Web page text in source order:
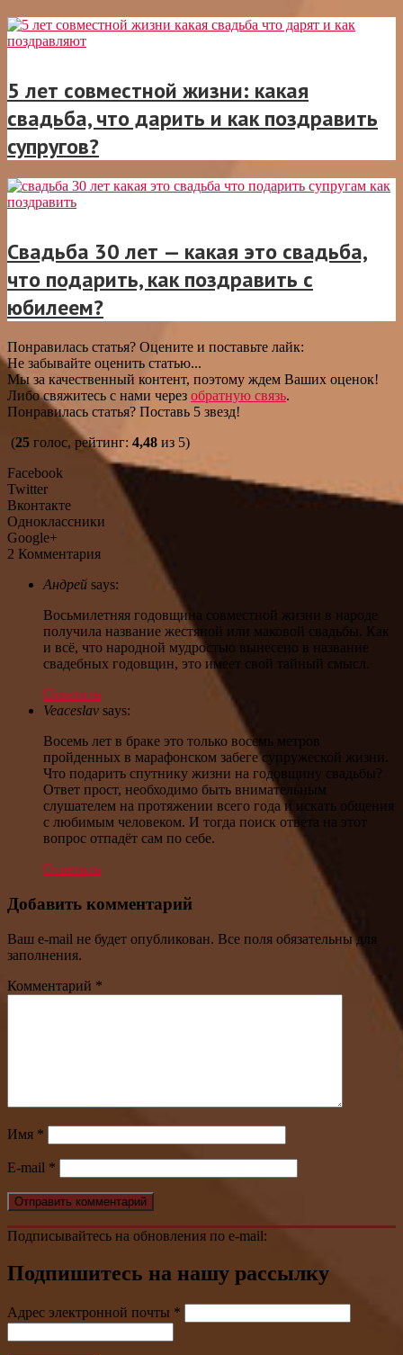
5 лет совместной жизни: какая
свадьба, что дарить и как поздравить
супругов?
Свадьба 30 лет — какая это свадьба,
что подарить, как поздравить с
юбилеем?
Понравилась статья? Оцените и поставьте лайк:
Не забывайте оценить статью...
Мы за качественный контент, поэтому ждем Ваших оценок!
Либо свяжитесь с нами через обратную связь.
Понравилась статья? Поставь 5 звезд!
(25 голос, рейтинг: 4,48 из 5)
Facebook
Twitter
Вконтакте
Одноклассники
Google+
2 Комментария
Андрей says:
Восьмилетняя годовщина совместной жизни в народе
получила название жестяной или маковой свадьбы. Как
и всё, что народной мудростью вынесено в название
свадебных годовщин, это имеет свой тайный смысл.
Ответить
Veaceslav says:
Восемь лет в браке это только восемь метров
пройденных в марафонском забеге супружеской жизни.
Что подарить спутнику жизни на годовщину свадьбы?
Ответ прост, необходимо быть внимательным
слушателем на протяжении всего года и искать общения
с любимым человеком. И тогда поиск ответа на этот
вопрос отпадёт сам по себе.
Ответить
Добавить комментарий
Ваш e-mail не будет опубликован. Все поля обязательны для
заполнения.
Комментарий *
Имя *
E-mail *
Подписывайтесь на обновления по e-mail:
Подпишитесь на нашу рассылку
Адрес электронной почты *